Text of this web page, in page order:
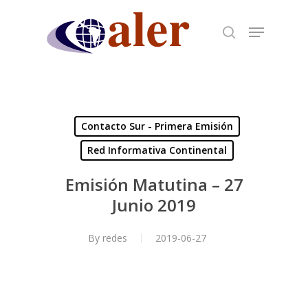
Contacto Sur - Primera Emisión
Red Informativa Continental
Emisión Matutina – 27
Junio 2019
By redes 2019-06-27